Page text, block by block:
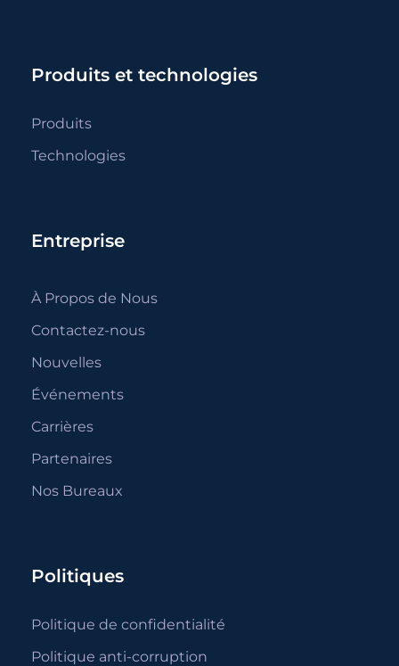
Produits et technologies
Produits
Technologies
Entreprise
À Propos de Nous
Contactez-nous
Nouvelles
Événements
Carrières
Partenaires
Nos Bureaux
Politiques
Politique de confidentialité
Politique anti-corruption